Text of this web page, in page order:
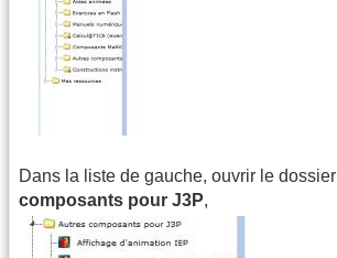
Dans la liste de gauche, ouvrir le dossier
composants pour J3P,